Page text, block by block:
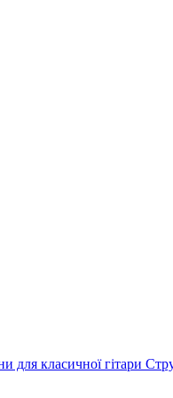
для класичної гітари